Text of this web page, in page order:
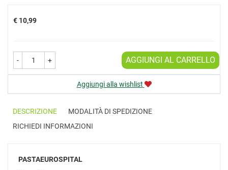
€ 10,99
- + AGGIUNGI AL CARRELLO
Aggiungi alla wishlist
DESCRIZIONE
MODALITÀ DI SPEDIZIONE
RICHIEDI INFORMAZIONI
PASTAEUROSPITAL